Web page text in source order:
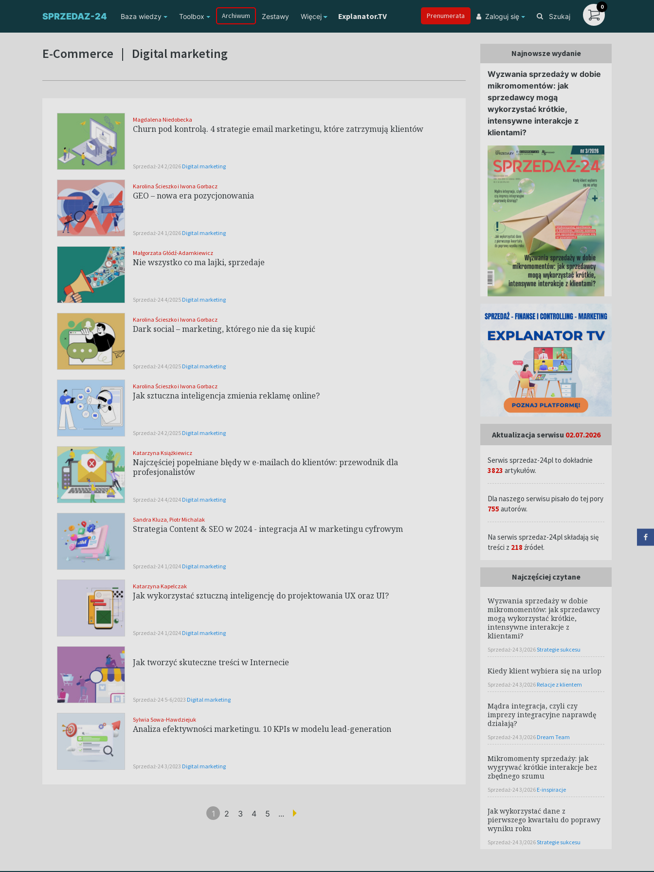
SPRZEDAZ-24 Baza wiedzy Toolbox Archiwum Zestawy Więcej Explanator.TV Prenumerata Zaloguj się Szukaj
0
E-Commerce | Digital marketing
Magdalena Niedobecka
Churn pod kontrolą. 4 strategie email marketingu, które zatrzymują klientów
Sprzedaż-24 2/2026 Digital marketing
Karolina Ścieszko i Iwona Gorbacz
GEO – nowa era pozycjonowania
Sprzedaż-24 1/2026 Digital marketing
Małgorzata Głódź-Adamkiewicz
Nie wszystko co ma lajki, sprzedaje
Sprzedaż-24 4/2025 Digital marketing
Karolina Ścieszko i Iwona Gorbacz
Dark social – marketing, którego nie da się kupić
Sprzedaż-24 4/2025 Digital marketing
Karolina Ścieszko i Iwona Gorbacz
Jak sztuczna inteligencja zmienia reklamę online?
Sprzedaż-24 2/2025 Digital marketing
Katarzyna Książkiewicz
Najczęściej popełniane błędy w e-mailach do klientów: przewodnik dla
profesjonalistów
Sprzedaż-24 4/2024 Digital marketing
Sandra Kluza, Piotr Michalak
Strategia Content & SEO w 2024 - integracja AI w marketingu cyfrowym
Sprzedaż-24 1/2024 Digital marketing
Katarzyna Kapelczak
Jak wykorzystać sztuczną inteligencję do projektowania UX oraz UI?
Sprzedaż-24 1/2024 Digital marketing
Jak tworzyć skuteczne treści w Internecie
Sprzedaż-24 5-6/2023 Digital marketing
Sylwia Sowa-Hawdziejuk
Analiza efektywności marketingu. 10 KPIs w modelu lead-generation
Sprzedaż-24 3/2023 Digital marketing
1 (aktualna)
2 3 4 5 ...
Najnowsze wydanie
Wyzwania sprzedaży w dobie
mikromomentów: jak
sprzedawcy mogą
wykorzystać krótkie,
intensywne interakcje z
klientami?
Aktualizacja serwisu 02.07.2026
Serwis sprzedaz-24.pl to dokładnie
3823 artykułów.
Dla naszego serwisu pisało do tej pory
755 autorów.
Na serwis sprzedaz-24.pl składają się
treści z 218 źródeł.
Najczęściej czytane
Wyzwania sprzedaży w dobie
mikromomentów: jak sprzedawcy
mogą wykorzystać krótkie,
intensywne interakcje z
klientami?
Sprzedaż-24 3/2026Strategie sukcesu
Kiedy klient wybiera się na urlop
Sprzedaż-24 3/2026 Relacje z klientem
Mądra integracja, czyli czy
imprezy integracyjne naprawdę
działają?
Sprzedaż-24 3/2026 Dream Team
Mikromomenty sprzedaży: jak
wygrywać krótkie interakcje bez
zbędnego szumu
Sprzedaż-24 3/2026 E-inspiracje
Jak wykorzystać dane z
pierwszego kwartału do poprawy
wyniku roku
Sprzedaż-24 3/2026Strategie sukcesu